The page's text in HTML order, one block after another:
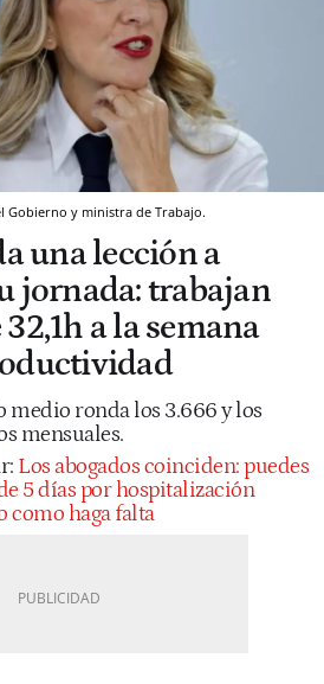
Gobierno y ministra de Trabajo.
una lección a
jornada: trabajan
a la semana
medio ronda los 3.666 y los
mensuales.
Los abogados coinciden: puedes
5 días por hospitalización
como haga falta